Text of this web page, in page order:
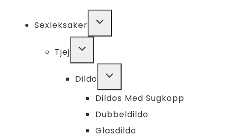
Sexleksaker
TOGGLE
MENU
Tjej
TOGGLE
MENU
Dildo
TOGGLE
MENU
Dildos Med Sugkopp
Dubbeldildo
Glasdildo